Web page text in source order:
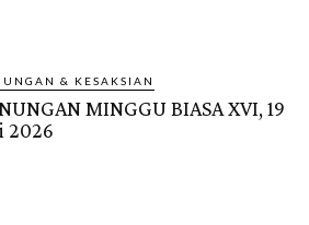
& KESAKSIAN
MINGGU BIASA XVI, 19
2026